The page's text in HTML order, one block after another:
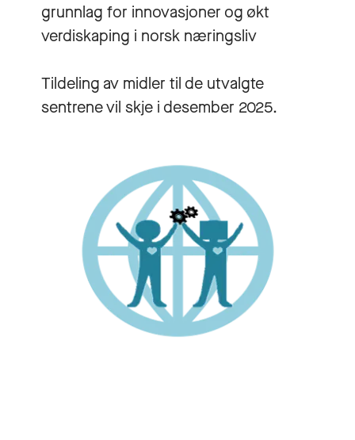
grunnlag for innovasjoner og økt
verdiskaping i norsk næringsliv
Tildeling av midler til de utvalgte
sentrene vil skje i desember 2025.